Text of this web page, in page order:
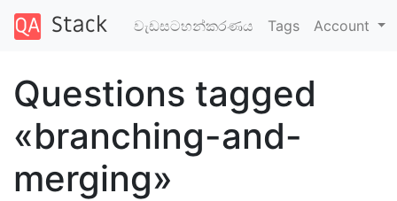
වැඩසටහන්කරණය Tags Account
Questions tagged
«branching-and-
merging»